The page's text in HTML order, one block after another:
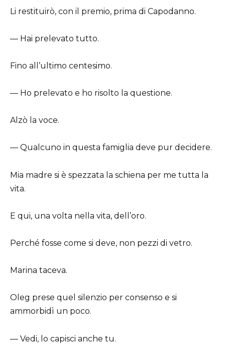
Li restituirò, con il premio, prima di Capodanno.
— Hai prelevato tutto.
Fino all’ultimo centesimo.
— Ho prelevato e ho risolto la questione.
Alzò la voce.
— Qualcuno in questa famiglia deve pur decidere.
Mia madre si è spezzata la schiena per me tutta la
vita.
E qui, una volta nella vita, dell’oro.
Perché fosse come si deve, non pezzi di vetro.
Marina taceva.
Oleg prese quel silenzio per consenso e si
ammorbidì un poco.
— Vedi, lo capisci anche tu.